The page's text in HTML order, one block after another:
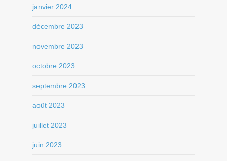
janvier 2024
décembre 2023
novembre 2023
octobre 2023
septembre 2023
août 2023
juillet 2023
juin 2023